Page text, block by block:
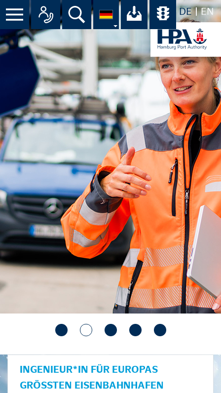
DE EN
Menü Alle Ansprechpartner im
Suche Ihr Download-
INGENIEUR*IN FÜR EUROPAS
GRÖSSTEN EISENBAHNHAFEN